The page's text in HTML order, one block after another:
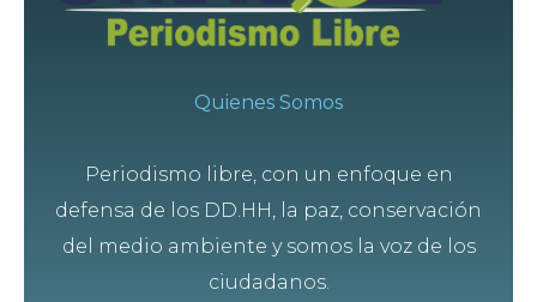
Quienes Somos
Periodismo libre, con un enfoque en
defensa de los DD.HH, la paz, conservación
del medio ambiente y somos la voz de los
ciudadanos.